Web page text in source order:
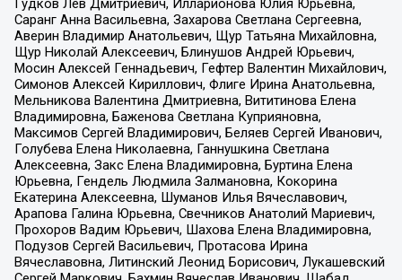
Саранг Анна Васильевна, Захарова Светлана Сергеевна,
Аверин Владимир Анатольевич, Щур Татьяна Михайловна,
Щур Николай Алексеевич, Блинушов Андрей Юрьевич,
Мосин Алексей Геннадьевич, Гефтер Валентин Михайлович,
Симонов Алексей Кириллович, Флиге Ирина Анатольевна,
Мельникова Валентина Дмитриевна, Вититинова Елена
Владимировна, Баженова Светлана Куприяновна,
Максимов Сергей Владимирович, Беляев Сергей Иванович,
Голубева Елена Николаевна, Ганнушкина Светлана
Алексеевна, Закс Елена Владимировна, Буртина Елена
Юрьевна, Гендель Людмила Залмановна, Кокорина
Екатерина Алексеевна, Шуманов Илья Вячеславович,
Арапова Галина Юрьевна, Свечников Анатолий Мариевич,
Прохоров Вадим Юрьевич, Шахова Елена Владимировна,
Подузов Сергей Васильевич, Протасова Ирина
Вячеславовна, Литинский Леонид Борисович, Лукашевский